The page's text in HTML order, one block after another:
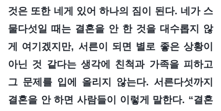
것은 또한 네게 있어 하나의 짐이 된다. 네가 스
물다섯일 때는 결혼을 안 한 것을 대수롭지 않
게 여기겠지만, 서른이 되면 별로 좋은 상황이
아닌 것 같다는 생각에 친척과 가족을 피하고
그 문제를 입에 올리지 않는다. 서른다섯까지
결혼을 안 하면 사람들이 이렇게 말한다. “결혼